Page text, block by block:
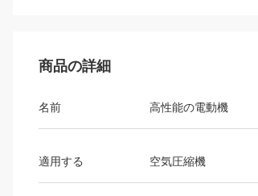
商品の詳細
名前 高性能の電動機
適用する 空気圧縮機